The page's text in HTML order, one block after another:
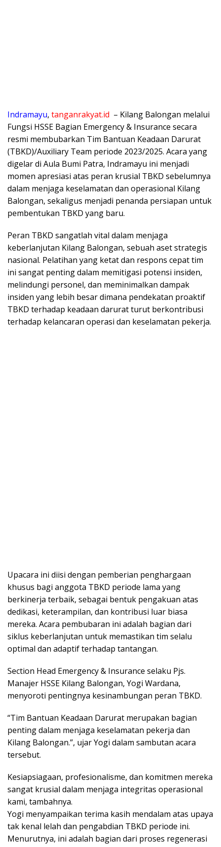
Indramayu, tanganrakyat.id – Kilang Balongan melalui
Fungsi HSSE Bagian Emergency & Insurance secara
resmi membubarkan Tim Bantuan Keadaan Darurat
(TBKD)/Auxiliary Team periode 2023/2025. Acara yang
digelar di Aula Bumi Patra, Indramayu ini menjadi
momen apresiasi atas peran krusial TBKD sebelumnya
dalam menjaga keselamatan dan operasional Kilang
Balongan, sekaligus menjadi penanda persiapan untuk
pembentukan TBKD yang baru.
Peran TBKD sangatlah vital dalam menjaga
keberlanjutan Kilang Balongan, sebuah aset strategis
nasional. Pelatihan yang ketat dan respons cepat tim
ini sangat penting dalam memitigasi potensi insiden,
melindungi personel, dan meminimalkan dampak
insiden yang lebih besar dimana pendekatan proaktif
TBKD terhadap keadaan darurat turut berkontribusi
terhadap kelancaran operasi dan keselamatan pekerja.
Upacara ini diisi dengan pemberian penghargaan
khusus bagi anggota TBKD periode lama yang
berkinerja terbaik, sebagai bentuk pengakuan atas
dedikasi, keterampilan, dan kontribusi luar biasa
mereka. Acara pembubaran ini adalah bagian dari
siklus keberlanjutan untuk memastikan tim selalu
optimal dan adaptif terhadap tantangan.
Section Head Emergency & Insurance selaku Pjs.
Manajer HSSE Kilang Balongan, Yogi Wardana,
menyoroti pentingnya kesinambungan peran TBKD.
“Tim Bantuan Keadaan Darurat merupakan bagian
penting dalam menjaga keselamatan pekerja dan
Kilang Balongan.”, ujar Yogi dalam sambutan acara
tersebut.
Kesiapsiagaan, profesionalisme, dan komitmen mereka
sangat krusial dalam menjaga integritas operasional
kami, tambahnya.
Yogi menyampaikan terima kasih mendalam atas upaya
tak kenal lelah dan pengabdian TBKD periode ini.
Menurutnya, ini adalah bagian dari proses regenerasi